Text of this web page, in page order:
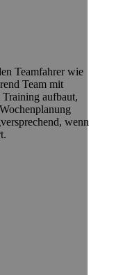
Teamfahrer wie
Team mit
Training aufbaut,
wenn